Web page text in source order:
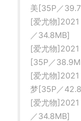
美[35P／
[爱尤物
／34.8MB]
[爱尤物]2021
[35P／
[爱尤物
梦[35P／
[爱尤物]2021
／34.8MB]